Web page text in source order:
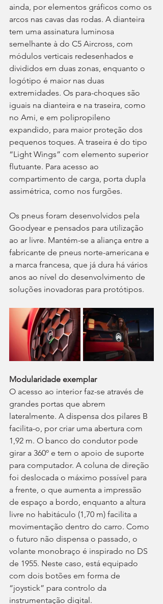
ainda, por elementos gráficos como os
arcos nas cavas das rodas. A dianteira
tem uma assinatura luminosa
semelhante à do C5 Aircross, com
módulos verticais redesenhados e
divididos em duas zonas, enquanto o
logótipo é maior nas duas
extremidades. Os para-choques são
iguais na dianteira e na traseira, como
no Ami, e em polipropileno
expandido, para maior proteção dos
pequenos toques. A traseira é do tipo
“Light Wings” com elemento superior
flutuante. Para acesso ao
compartimento de carga, porta dupla
assimétrica, como nos furgões.
Os pneus foram desenvolvidos pela
Goodyear e pensados para utilização
ao ar livre. Mantém-se a aliança entre a
fabricante de pneus norte-americana e
a marca francesa, que já dura há vários
anos ao nível do desenvolvimento de
soluções inovadoras para protótipos.
Modularidade exemplar
O acesso ao interior faz-se através de
grandes portas que abrem
lateralmente. A dispensa dos pilares B
facilita-o, por criar uma abertura com
1,92 m. O banco do condutor pode
girar a 360º e tem o apoio de suporte
para computador. A coluna de direção
foi deslocada o máximo possível para
a frente, o que aumenta a impressão
de espaço a bordo, enquanto a altura
livre no habitáculo (1,70 m) facilita a
movimentação dentro do carro. Como
o futuro não dispensa o passado, o
volante monobraço é inspirado no DS
de 1955. Neste caso, está equipado
com dois botões em forma de
“joystick” para controlo da
instrumentação digital.